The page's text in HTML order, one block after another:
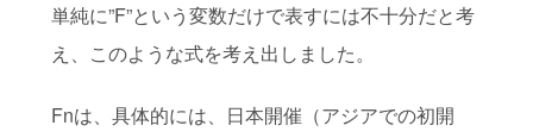
単純に”F”という変数だけで表すには不十分だと考
え、このような式を考え出しました。
Fnは、具体的には、日本開催（アジアでの初開